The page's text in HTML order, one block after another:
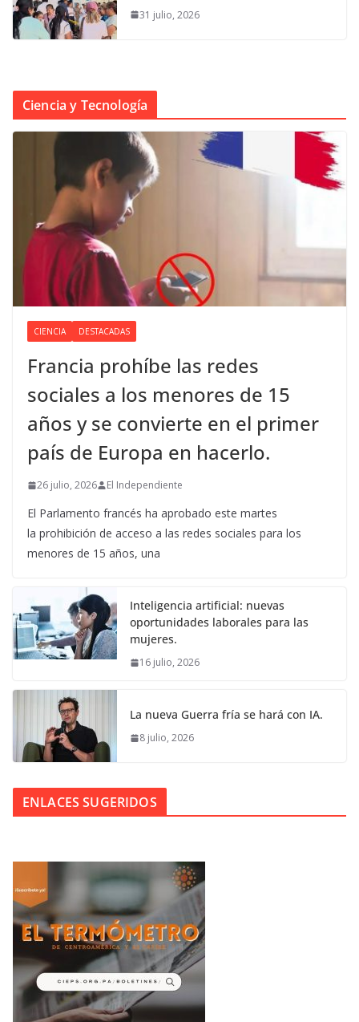
31 julio, 2026
Ciencia y Tecnología
CIENCIA DESTACADAS
Francia prohíbe las redes
sociales a los menores de 15
años y se convierte en el primer
país de Europa en hacerlo.
26 julio, 2026 El Independiente
El Parlamento francés ha aprobado este martes
la prohibición de acceso a las redes sociales para los
menores de 15 años, una
Inteligencia artificial: nuevas
oportunidades laborales para las
mujeres.
16 julio, 2026
La nueva Guerra fría se hará con IA.
8 julio, 2026
ENLACES SUGERIDOS